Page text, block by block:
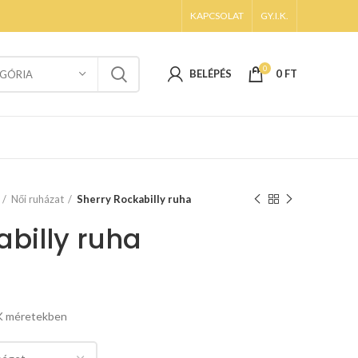
KAPCSOLAT GY.I.K.
BELÉPÉS 0 0 FT
Női ruházat Sherry Rockabilly ruha
ruha
méretekben